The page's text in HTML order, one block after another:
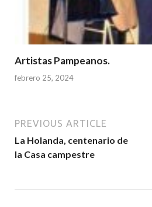
Artistas Pampeanos.
febrero 25, 2024
PREVIOUS ARTICLE
La Holanda, centenario de
la Casa campestre